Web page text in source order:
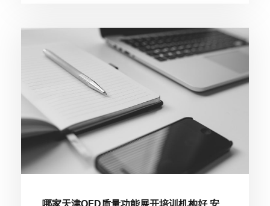
哪家天津QFD质量功能展开培训机构好,安